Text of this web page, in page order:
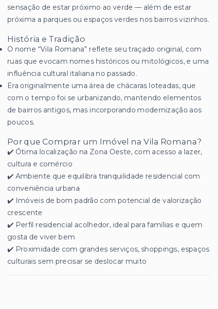
sensação de estar próximo ao verde — além de estar
próxima a parques ou espaços verdes nos bairros vizinhos.
História e Tradição
O nome “Vila Romana” reflete seu traçado original, com
ruas que evocam nomes históricos ou mitológicos, e uma
influência cultural italiana no passado.
Era originalmente uma área de chácaras loteadas, que
com o tempo foi se urbanizando, mantendo elementos
de bairros antigos, mas incorporando modernização aos
poucos.
Por que Comprar um Imóvel na Vila Romana?
✔️ Ótima localização na Zona Oeste, com acesso a lazer,
cultura e comércio
✔️ Ambiente que equilibra tranquilidade residencial com
conveniência urbana
✔️ Imóveis de bom padrão com potencial de valorização
crescente
✔️ Perfil residencial acolhedor, ideal para famílias e quem
gosta de viver bem
✔️ Proximidade com grandes serviços, shoppings, espaços
culturais sem precisar se deslocar muito